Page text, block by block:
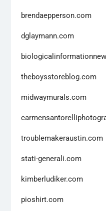
brendaepperson.com
dglaymann.com
theboysstoreblog.com
midwaymurals.com
troublemakeraustin.com
stati-generali.com
kimberludiker.com
pioshirt.com